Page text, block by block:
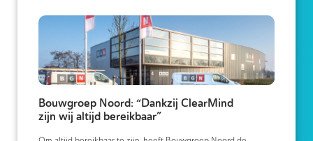
Bouwgroep Noord: “Dankzij ClearMind
zijn wij altijd bereikbaar”